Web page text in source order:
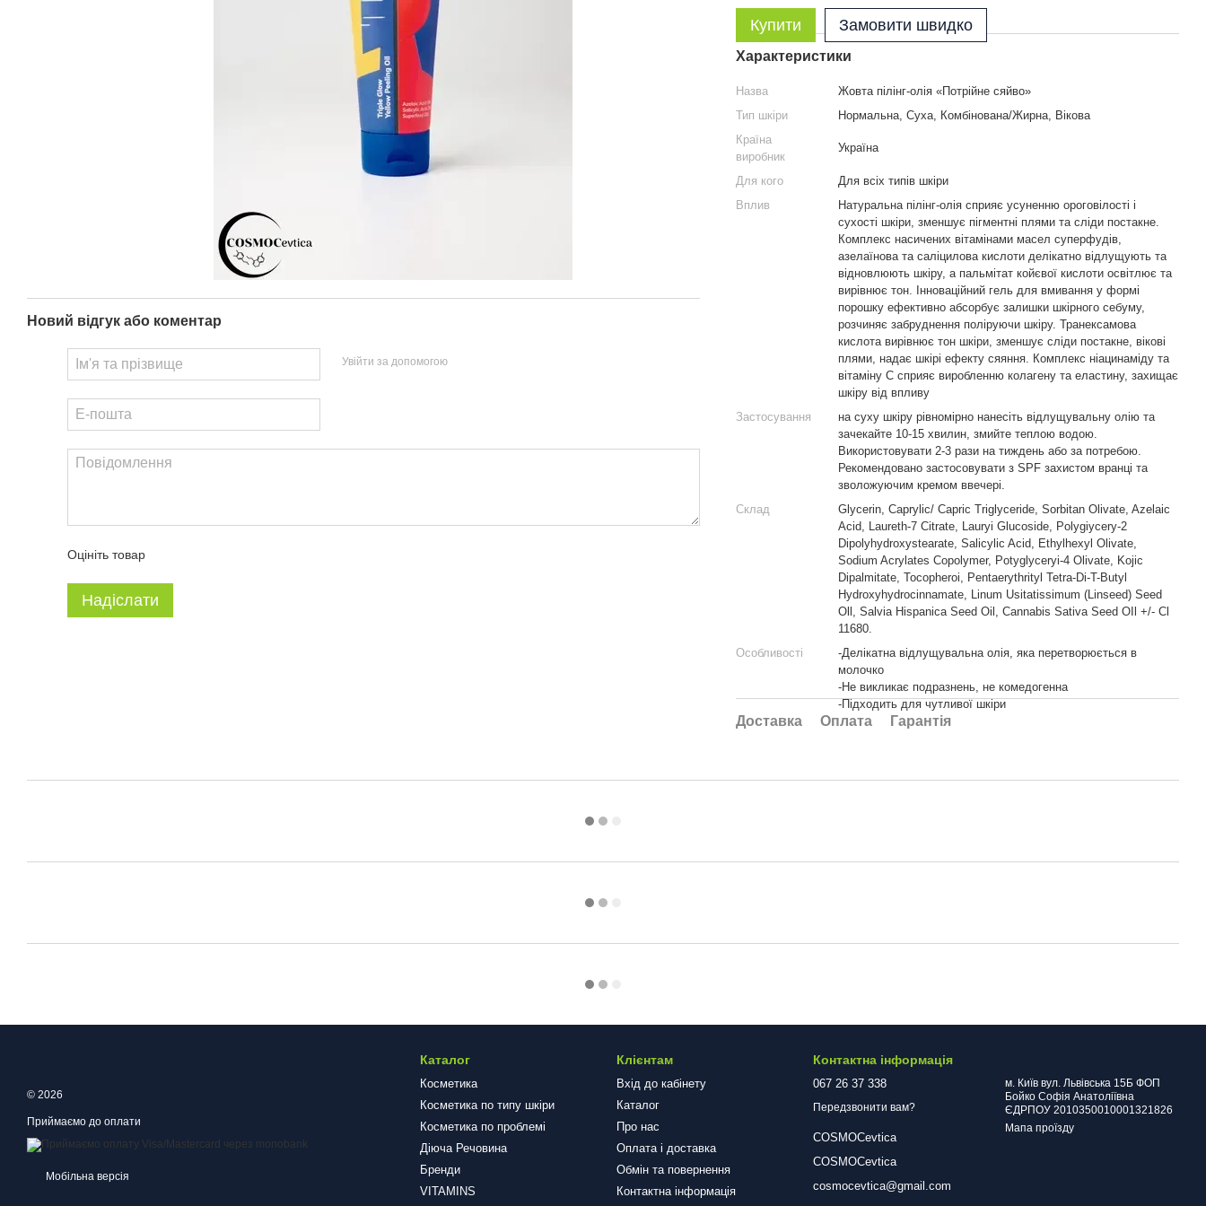
Новий відгук або коментар
Увійти за допомогою
Оцініть товар
Надіслати
Купити Замовити швидко
Характеристики
Назва
Жовта пілінг-олія «Потрійне сяйво»
Тип шкіри
Нормальна, Суха, Комбінована/Жирна, Вікова
Країна
виробник
Україна
Для кого
Для всіх типів шкіри
Вплив
Натуральна пілінг-олія сприяє усуненню ороговілості і
сухості шкіри, зменшує пігментні плями та сліди постакне.
Комплекс насичених вітамінами масел суперфудів,
азелаїнова та саліцилова кислоти делікатно відлущують та
відновлюють шкіру, а пальмітат койєвої кислоти освітлює та
вирівнює тон. Інноваційний гель для вмивання у формі
порошку ефективно абсорбує залишки шкірного себуму,
розчиняє забруднення поліруючи шкіру. Транексамова
кислота вирівнює тон шкіри, зменшує сліди постакне, вікові
плями, надає шкірі ефекту сяяння. Комплекс ніацинаміду та
вітаміну С сприяє виробленню колагену та еластину, захищає
шкіру від впливу
Застосування
на суху шкіру рівномірно нанесіть відлущувальну олію та
зачекайте 10-15 хвилин, змийте теплою водою.
Використовувати 2-3 рази на тиждень або за потребою.
Рекомендовано застосовувати з SPF захистом вранці та
зволожуючим кремом ввечері.
Склад
Glycerin, Caprylic/ Capric Triglyceride, Sorbitan Olivate, Azelaic
Acid, Laureth-7 Citrate, Lauryi Glucoside, Polygiycery-2
Dipolyhydroxystearate, Salicylic Acid, Ethylhexyl Olivate,
Sodium Acrylates Copolymer, Potyglyceryi-4 Olivate, Kojic
Dipalmitate, Tocopheroi, Pentaerythrityl Tetra-Di-T-Butyl
Hydroxyhydrocinnamate, Linum Usitatissimum (Linseed) Seed
Oll, Salvia Hispanica Seed Oil, Cannabis Sativa Seed OIl +/- Cl
11680.
Особливості
-Делікатна відлущувальна олія, яка перетворюється в
молочко
-Не викликає подразнень, не комедогенна
-Підходить для чутливої шкіри
Доставка Оплата Гарантія
© 2026
Приймаємо до оплати
Мобільна версія
Каталог
Косметика
Косметика по типу шкіри
Косметика по проблемі
Діюча Речовина
Бренди
VITAMINS
Клієнтам
Вхід до кабінету
Каталог
Про нас
Оплата і доставка
Обмін та повернення
Контактна інформація
Контактна інформація
067 26 37 338
Передзвонити вам?
COSMOCevtica
COSMOCevtica
cosmocevtica@gmail.com
м. Київ вул. Львівська 15Б ФОП
Бойко Софія Анатоліївна
ЄДРПОУ 2010350010001321826
Мапа проїзду